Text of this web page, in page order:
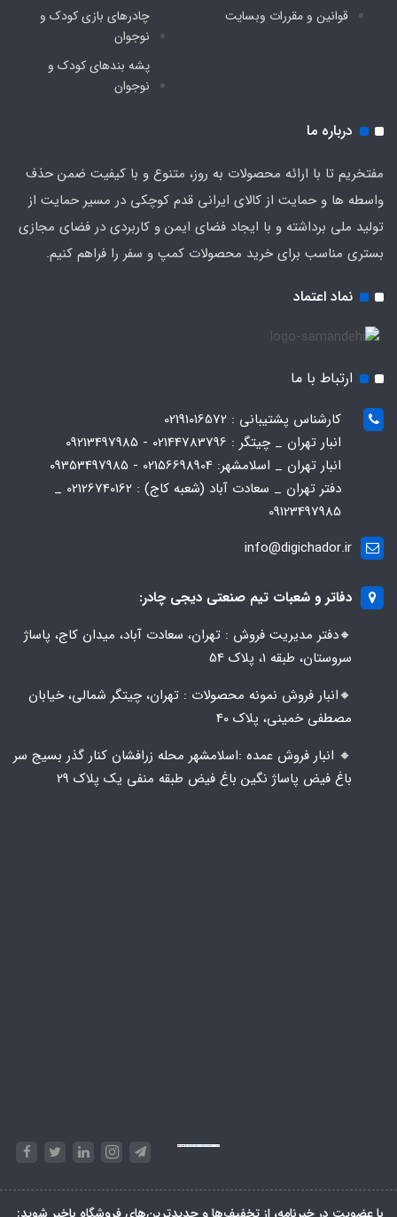
نماد اعتماد
قوانین و مقررات وبسایت
چادرهای بازی کودک و
نوجوان
پشه‌ بندهای کودک و
نوجوان
درباره ما
مفتخریم تا با ارائه محصولات به روز، متنوع و با کیفیت ضمن حذف
واسطه ها و حمایت از کالای ایرانی قدم کوچکی در مسیر حمایت از
تولید ملی برداشته و با ایجاد فضای ایمن و کاربردی در فضای مجازی
بستری مناسب برای خرید محصولات کمپ و سفر را فراهم کنیم.
ارتباط با ما
کارشناس پشتیبانی : 02191016572
انبار تهران _ چیتگر : 02144783796 - 09213497985
انبار تهران _ اسلامشهر: 02156698904 - 09353497985
دفتر تهران _ سعادت آباد (شعبه کاج) : 02126740162 _
09123497985
info@digichador.ir
دفاتر و شعبات تیم صنعتی دیجی چادر:
🔸️​​دفتر مدیریت فروش : تهران، سعادت آباد، میدان کاج، پاساژ
سروستان، طبقه 1، پلاک 54
🔸️​​انبار فروش نمونه محصولات : تهران، چیتگر شمالی، خیابان
مصطفی خمینی، پلاک 40
🔸️ انبار فروش عمده :اسلامشهر محله زرافشان کنار گذر بسیج سر
باغ فیض پاساژ نگین باغ فیض طبقه منفی یک پلاک ۲۹
Powered by Embed Google Maps & Phase 10 rules